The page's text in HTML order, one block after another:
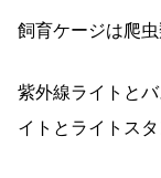
飼育ケージは爬
紫外線ライトと
イトとライトスタ